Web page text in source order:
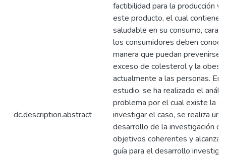
dc.description.abstract
factibilidad para la producción y
este producto, el cual contiene
saludable en su consumo,
los consumidores deben
manera que puedan prevenirse
exceso de colesterol y la
actualmente a las personas. En
estudio, se ha realizado el
problema por el cual existe la
investigar el caso, se realiza
desarrollo de la investigación
objetivos coherentes y
guía para el desarrollo